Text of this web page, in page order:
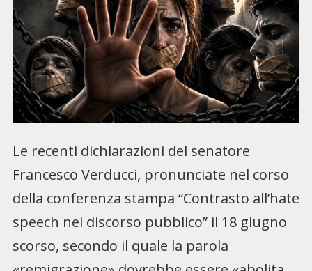
Le recenti dichiarazioni del senatore
Francesco Verducci, pronunciate nel corso
della conferenza stampa “Contrasto all’hate
speech nel discorso pubblico” il 18 giugno
scorso, secondo il quale la parola